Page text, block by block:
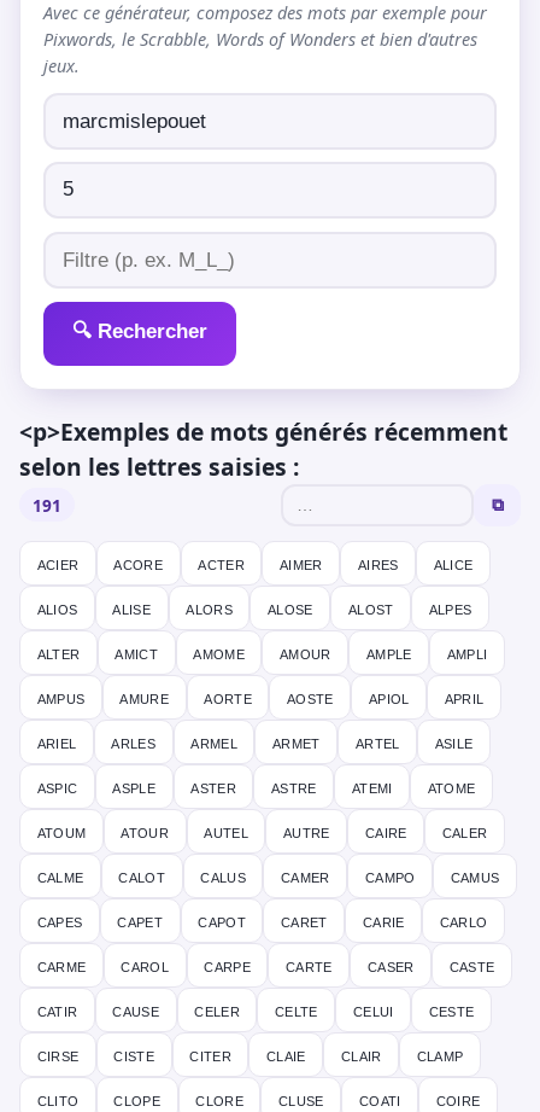
Avec ce générateur, composez des mots par exemple pour
Pixwords, le Scrabble, Words of Wonders et bien d'autres
jeux.
🔍 Rechercher
<p>Exemples de mots générés récemment
selon les lettres saisies :
191 ⧉
acier acore acter aimer aires alice
alios alise alors alose alost alpes
alter amict amome amour ample ampli
ampus amure aorte aoste apiol april
ariel arles armel armet artel asile
aspic asple aster astre atemi atome
atoum atour autel autre caire caler
calme calot calus camer campo camus
capes capet capot caret carie carlo
carme carol carpe carte caser caste
catir cause celer celte celui ceste
cirse ciste citer claie clair clamp
clito clope clore cluse coati coire